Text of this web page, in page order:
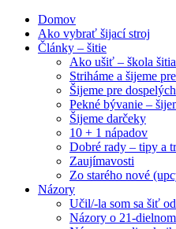
Domov
Ako vybrať šijací stroj
Články – šitie
Ako ušiť – škola šitia
Striháme a šijeme
Šijeme pre dospelých
Pekné bývanie –
Šijeme darčeky
10 + 1 nápadov
Dobré rady – tipy a
Zaujímavosti
Zo starého nové
Názory
Učil/-la som sa šiť
Názory o 21-